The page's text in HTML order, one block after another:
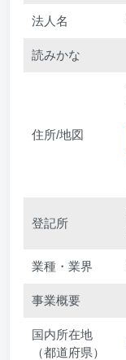
法人名
読みかな
住所/地図
登記所
業種・業界
事業概要
国内所在地
（都道府県）